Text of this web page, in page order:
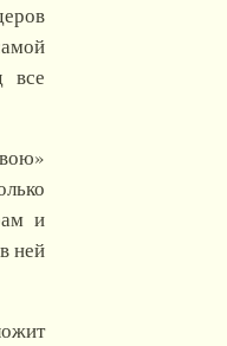
все
и
ней